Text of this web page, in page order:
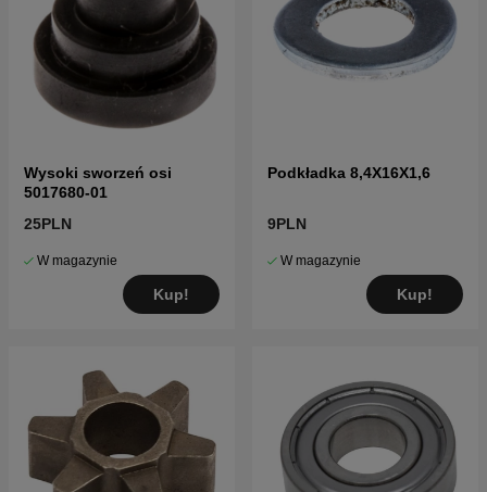
Wysoki sworzeń osi
5017680-01
25PLN
W magazynie
Kup!
Podkładka 8,4X16X1,6
9PLN
W magazynie
Kup!